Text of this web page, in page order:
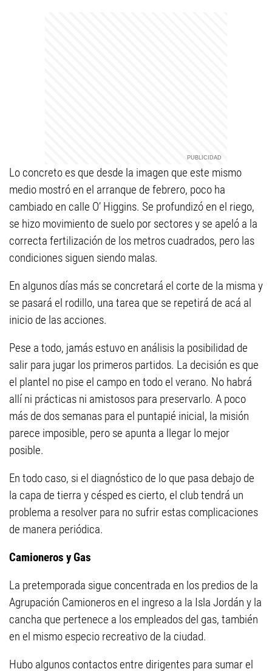
Lo concreto es que desde la imagen que este mismo
medio mostró en el arranque de febrero, poco ha
cambiado en calle O’ Higgins. Se profundizó en el riego,
se hizo movimiento de suelo por sectores y se apeló a la
correcta fertilización de los metros cuadrados, pero las
condiciones siguen siendo malas.
En algunos días más se concretará el corte de la misma y
se pasará el rodillo, una tarea que se repetirá de acá al
inicio de las acciones.
Pese a todo, jamás estuvo en análisis la posibilidad de
salir para jugar los primeros partidos. La decisión es que
el plantel no pise el campo en todo el verano. No habrá
allí ni prácticas ni amistosos para preservarlo. A poco
más de dos semanas para el puntapié inicial, la misión
parece imposible, pero se apunta a llegar lo mejor
posible.
En todo caso, si el diagnóstico de lo que pasa debajo de
la capa de tierra y césped es cierto, el club tendrá un
problema a resolver para no sufrir estas complicaciones
de manera periódica.
Camioneros y Gas
La pretemporada sigue concentrada en los predios de la
Agrupación Camioneros en el ingreso a la Isla Jordán y la
cancha que pertenece a los empleados del gas, también
en el mismo especio recreativo de la ciudad.
Hubo algunos contactos entre dirigentes para sumar el